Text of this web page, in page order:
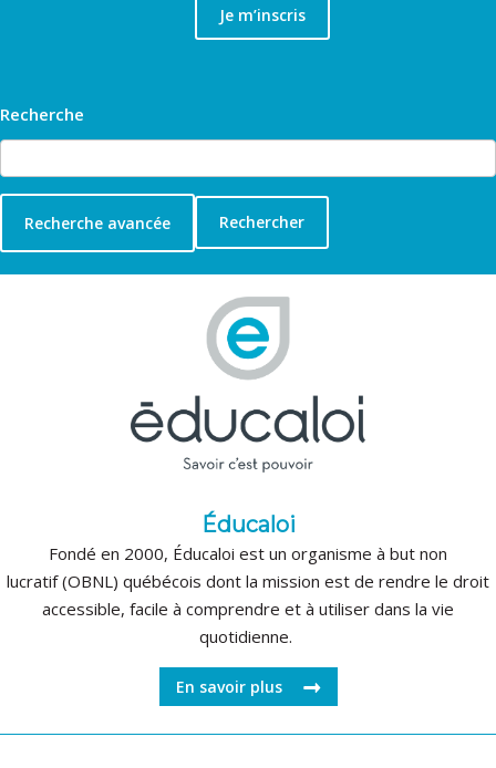
Je m’inscris
Recherche
Recherche avancée
Éducaloi
Fondé en 2000, Éducaloi est un organisme à but non
lucratif (OBNL) québécois dont la mission est de rendre le droit
accessible, facile à comprendre et à utiliser dans la vie
quotidienne.
En savoir plus